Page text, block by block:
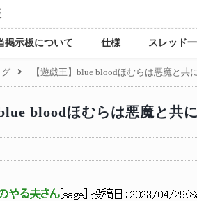
掲示板について 仕様 スレッド
【遊戯王】blue bloodほむらは悪魔と共
bloodほむらは悪魔と共
やる夫さん sage ] 投稿日： 2023/04/